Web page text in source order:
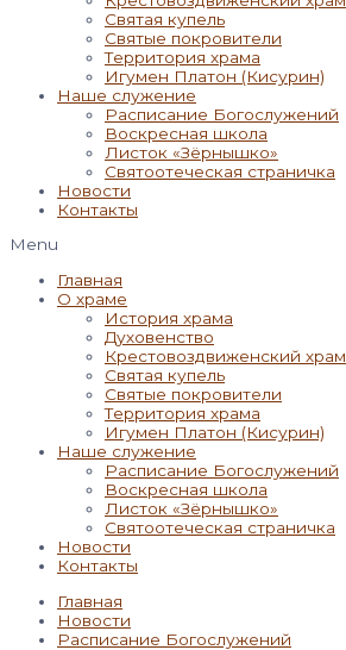
Святая купель
Святые покровители
Территория храма
Игумен Платон (Кисурин)
Наше служение
Расписание Богослужений
Воскресная школа
Листок «Зёрнышко»
Святоотеческая страничка
Новости
Контакты
Menu
Главная
О храме
История храма
Духовенство
Крестовоздвиженский храм
Святая купель
Святые покровители
Территория храма
Игумен Платон (Кисурин)
Наше служение
Расписание Богослужений
Воскресная школа
Листок «Зёрнышко»
Святоотеческая страничка
Новости
Контакты
Главная
Новости
Расписание Богослужений